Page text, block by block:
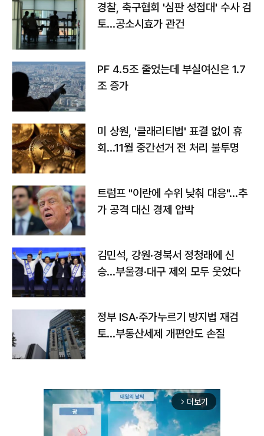
경찰, 축구협회 '심판 성접대' 수사 검
토…공소시효가 관건
PF 4.5조 줄었는데 부실여신은 1.7
조 증가
미 상원, '클래리티법' 표결 없이 휴
회…11월 중간선거 전 처리 불투명
트럼프 "이란에 수위 낮춰 대응"…추
가 공격 대신 경제 압박
김민석, 강원·경북서 정청래에 신
승…부울경·대구 제외 모두 웃었다
정부 ISA·주가누르기 방지법 재검
토…부동산세제 개편안도 손질
arrow_forward_ios 더보기